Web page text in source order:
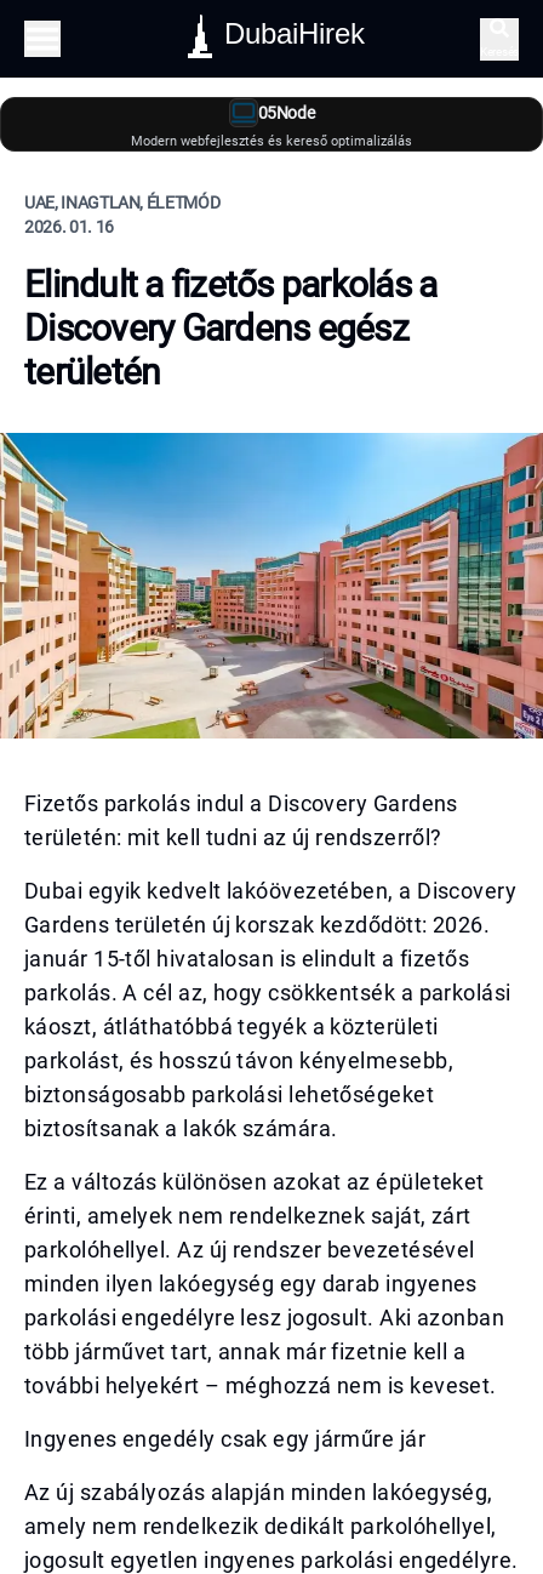
DubaiHirek
05Node
Modern webfejlesztés és kereső optimalizálás
UAE, INAGTLAN, ÉLETMÓD
2026. 01. 16
Elindult a fizetős parkolás a
Discovery Gardens egész
területén
Fizetős parkolás indul a Discovery Gardens
területén: mit kell tudni az új rendszerről?
Dubai egyik kedvelt lakóövezetében, a Discovery
Gardens területén új korszak kezdődött: 2026.
január 15-től hivatalosan is elindult a fizetős
parkolás. A cél az, hogy csökkentsék a parkolási
káoszt, átláthatóbbá tegyék a közterületi
parkolást, és hosszú távon kényelmesebb,
biztonságosabb parkolási lehetőségeket
biztosítsanak a lakók számára.
Ez a változás különösen azokat az épületeket
érinti, amelyek nem rendelkeznek saját, zárt
parkolóhellyel. Az új rendszer bevezetésével
minden ilyen lakóegység egy darab ingyenes
parkolási engedélyre lesz jogosult. Aki azonban
több járművet tart, annak már fizetnie kell a
további helyekért – méghozzá nem is keveset.
Ingyenes engedély csak egy járműre jár
Az új szabályozás alapján minden lakóegység,
amely nem rendelkezik dedikált parkolóhellyel,
jogosult egyetlen ingyenes parkolási engedélyre.